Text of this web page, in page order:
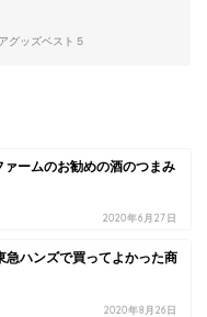
グッズベスト５
ァームのお勧めの酒のつまみ
2020年6月27日
急ハンズで買ってよかった商
2020年8月26日